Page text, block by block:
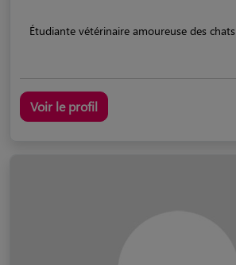
Étudiante vétérinaire amoureuse des chats
Voir le profil